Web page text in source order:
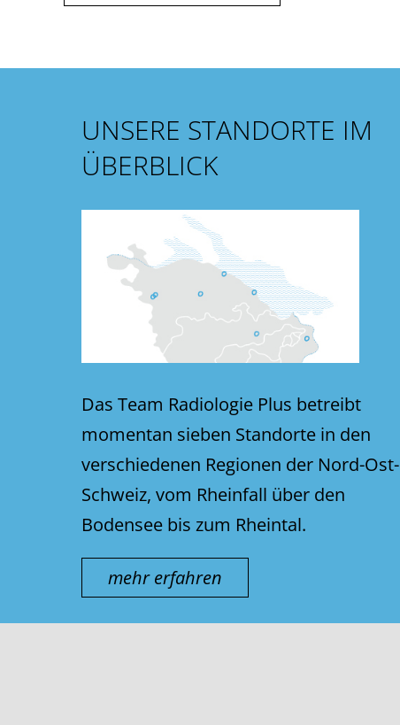
UNSERE STANDORTE IM
ÜBERBLICK
Das Team Radiologie Plus betreibt
momentan sieben Standorte in den
verschiedenen Regionen der Nord-Ost-
Schweiz, vom Rheinfall über den
Bodensee bis zum Rheintal.
mehr erfahren